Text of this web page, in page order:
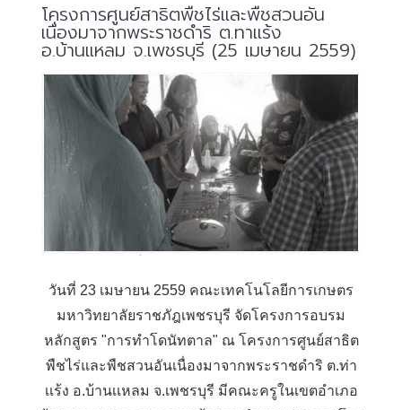
โครงการศูนย์สาธิตพืชไร่และพืชสวนอัน
เนื่องมาจากพระราชดำริ ต.ทาแร้ง
อ.บ้านแหลม จ.เพชรบุรี (25 เมษายน 2559)
วันที่ 23 เมษายน 2559 คณะเทคโนโลยีการเกษตร
มหาวิทยาลัยราชภัฎเพชรบุรี จัดโครงการอบรม
หลักสูตร "การทำโดนัทตาล" ณ โครงการศูนย์สาธิต
พืชไร่และพืชสวนอันเนื่องมาจากพระราชดำริ ต.ท่า
เเร้ง อ.บ้านเเหลม จ.เพชรบุรี มีคณะครูในเขตอำเภอ